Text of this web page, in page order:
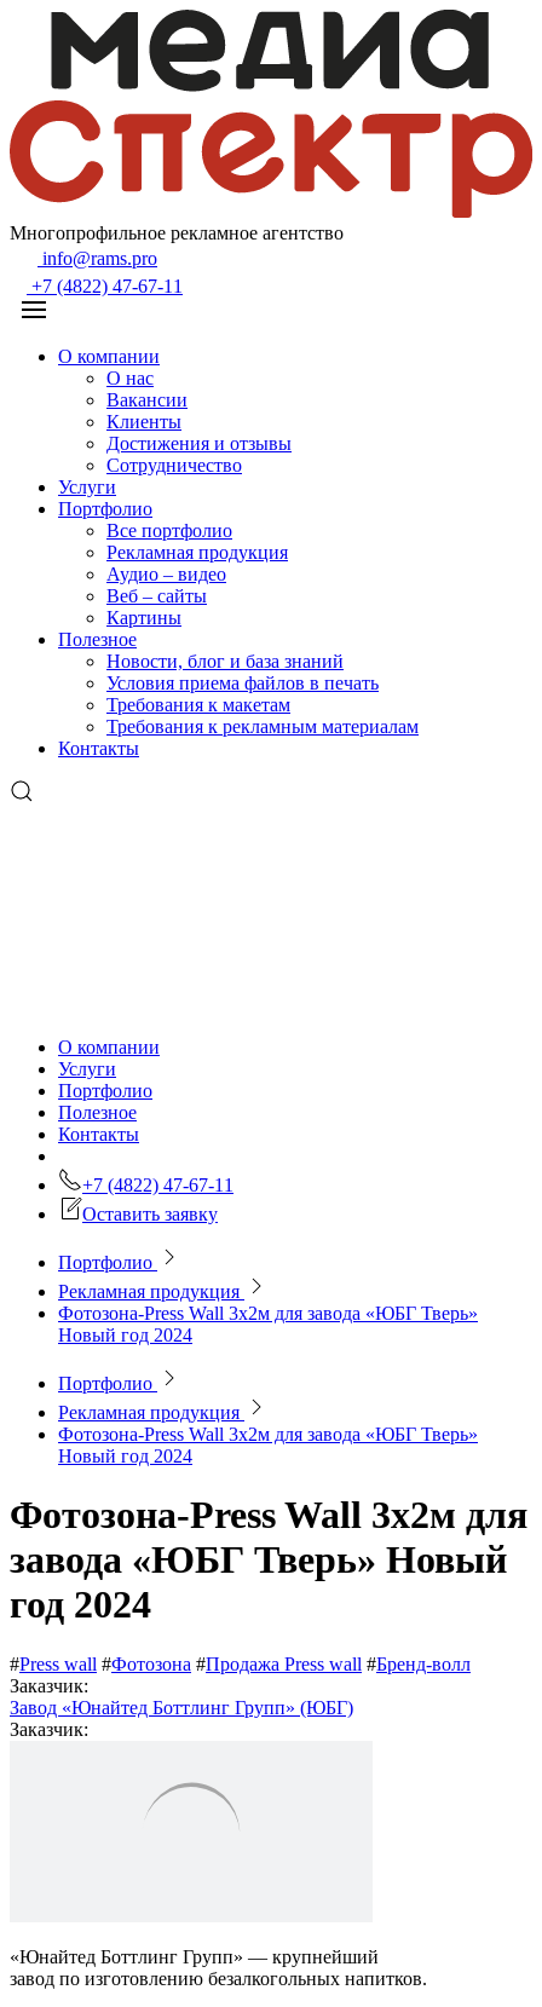
Многопрофильное рекламное агентство
info@rams.pro
+7 (4822) 47-67-11
О компании
О нас
Вакансии
Клиенты
Достижения и отзывы
Сотрудничество
Услуги
Портфолио
Все портфолио
Рекламная продукция
Аудио – видео
Веб – сайты
Картины
Полезное
Новости, блог и база знаний
Условия приема файлов в печать
Требования к макетам
Требования к рекламным материалам
Контакты
О компании
Услуги
Портфолио
Полезное
Контакты
+7 (4822) 47-67-11
Оставить заявку
Портфолио
Рекламная продукция
Фотозона-Press Wall 3х2м для завода «ЮБГ Тверь»
Новый год 2024
Портфолио
Рекламная продукция
Фотозона-Press Wall 3х2м для завода «ЮБГ Тверь»
Новый год 2024
Фотозона-Press Wall 3х2м для
завода «ЮБГ Тверь» Новый
год 2024
#Press wall #Фотозона #Продажа Press wall #Бренд-волл
Заказчик:
Завод «Юнайтед Боттлинг Групп» (ЮБГ)
Заказчик:
«Юнайтед Боттлинг Групп» — крупнейший
завод по изготовлению безалкогольных напитков.